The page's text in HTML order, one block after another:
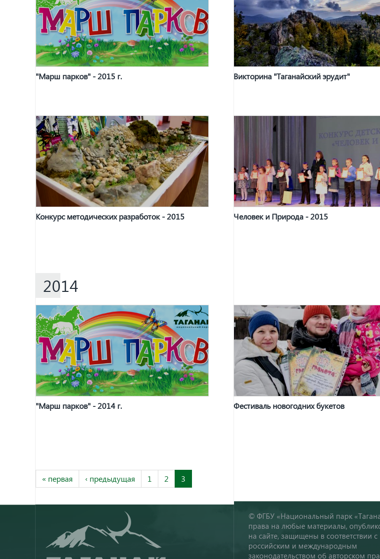
"Марш парков" - 2015 г. Викторина "Таганайский эрудит"
Конкурс методических разработок - 2015 Человек и Природа - 2015
2014
"Марш парков" - 2014 г. Фестиваль новогодних букетов
« первая ‹ предыдущая 1 2 3
© ФГБУ «Национальный парк
права на любые материалы,
на сайте, защищены в соответствии с
российским и международным
законодательством об авторском